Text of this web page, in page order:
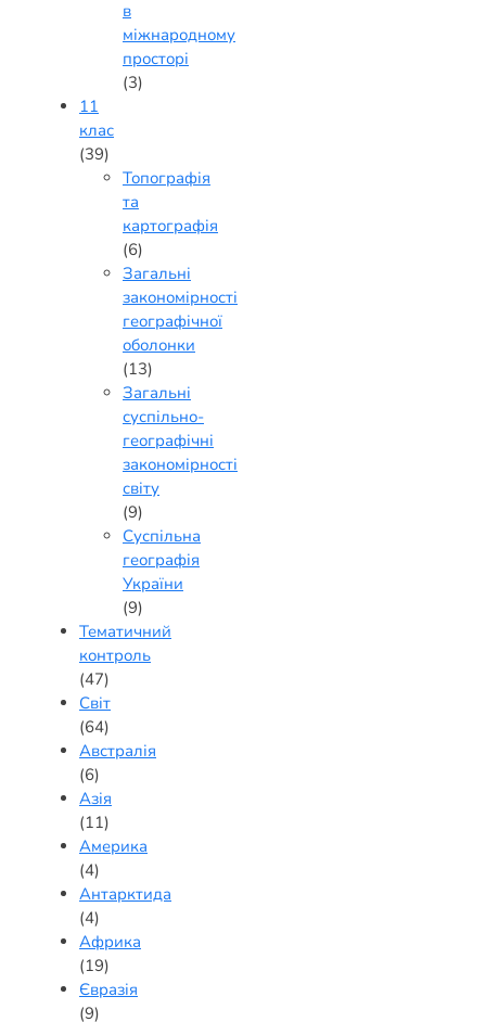
в
міжнародному
просторі
(3)
11
клас
(39)
Топографія
та
картографія
(6)
Загальні
закономірності
географічної
оболонки
(13)
Загальні
суспільно-
географічні
закономірності
світу
(9)
Суспільна
географія
України
(9)
Тематичний
контроль
(47)
Світ
(64)
Австралія
(6)
Азія
(11)
Америка
(4)
Антарктида
(4)
Африка
(19)
Євразія
(9)